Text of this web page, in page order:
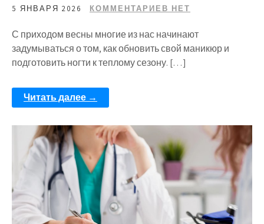
5 ЯНВАРЯ 2026 КОММЕНТАРИЕВ НЕТ
С приходом весны многие из нас начинают
задумываться о том, как обновить свой маникюр и
подготовить ногти к теплому сезону. […]
Читать далее →